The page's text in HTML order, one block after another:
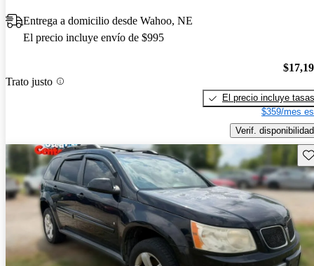
Entrega a domicilio desde Wahoo, NE
El precio incluye envío de $995
Trato justo
El precio incluye tasas
$359/mes
Verif. disponibilidad